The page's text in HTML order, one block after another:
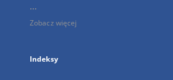
...
Zobacz więcej
Indeksy